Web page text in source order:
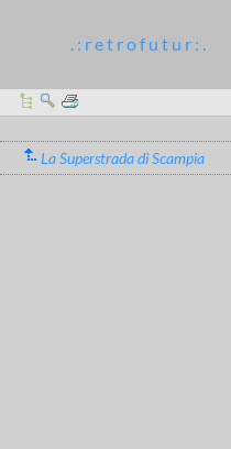
. : r e t r o f u t u r : .
La Superstrada di Scampia